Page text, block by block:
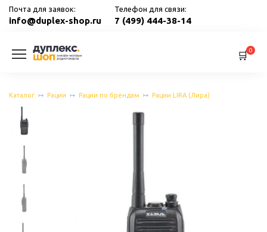
Перейти
Почта для заявок:
info@duplex-shop.ru
Телефон для связи:
7 (499) 444-38-14
0
Каталог Рации Рации по брендам Рации LIRA (Лира)